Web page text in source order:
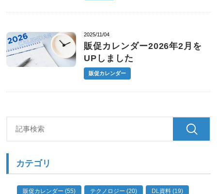
2025/11/04
販促カレンダー2026年2月を
UPしました
販促カレンダー
カテゴリ
販促カレンダー (55) テクノロジー (20) DL資料 (19)